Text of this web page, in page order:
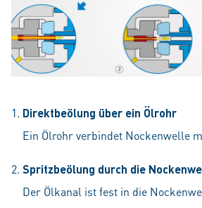
1. Direktbeölung über ein Ölrohr
Ein Ölrohr verbindet Nockenwelle
2. Spritzbeölung durch die
Der Ölkanal ist fest in die